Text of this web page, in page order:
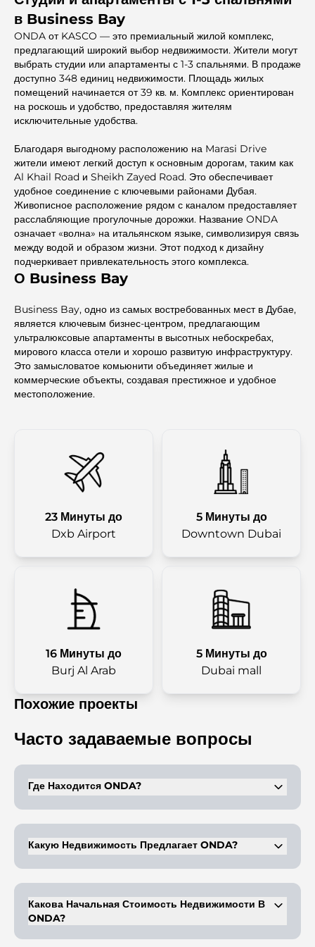
в Business Bay
ONDA от KASCO — это премиальный жилой комплекс,
предлагающий широкий выбор недвижимости. Жители могут
выбрать студии или апартаменты с 1-3 спальнями. В продаже
доступно 348 единиц недвижимости. Площадь жилых
помещений начинается от 39 кв. м. Комплекс ориентирован
на роскошь и удобство, предоставляя жителям
исключительные удобства.
Благодаря выгодному расположению на Marasi Drive
жители имеют легкий доступ к основным дорогам, таким как
Al Khail Road и Sheikh Zayed Road. Это обеспечивает
удобное соединение с ключевыми районами Дубая.
Живописное расположение рядом с каналом предоставляет
расслабляющие прогулочные дорожки. Название ONDA
означает «волна» на итальянском языке, символизируя связь
между водой и образом жизни. Этот подход к дизайну
подчеркивает привлекательность этого комплекса.
О Business Bay
Business Bay, одно из самых востребованных мест в Дубае,
является ключевым бизнес-центром, предлагающим
ультралюксовые апартаменты в высотных небоскребах,
мирового класса отели и хорошо развитую инфраструктуру.
Это замысловатое комьюнити объединяет жилые и
коммерческие объекты, создавая престижное и удобное
местоположение.
23 Минуты до
Dxb Airport
5 Минуты до
Downtown Dubai
16 Минуты до
Burj Al Arab
5 Минуты до
Dubai mall
Похожие проекты
Часто задаваемые вопросы
Где Находится ONDA?
Какую Недвижимость Предлагает ONDA?
1-3 спальнями.
Какова Начальная Стоимость Недвижимости В
ONDA?